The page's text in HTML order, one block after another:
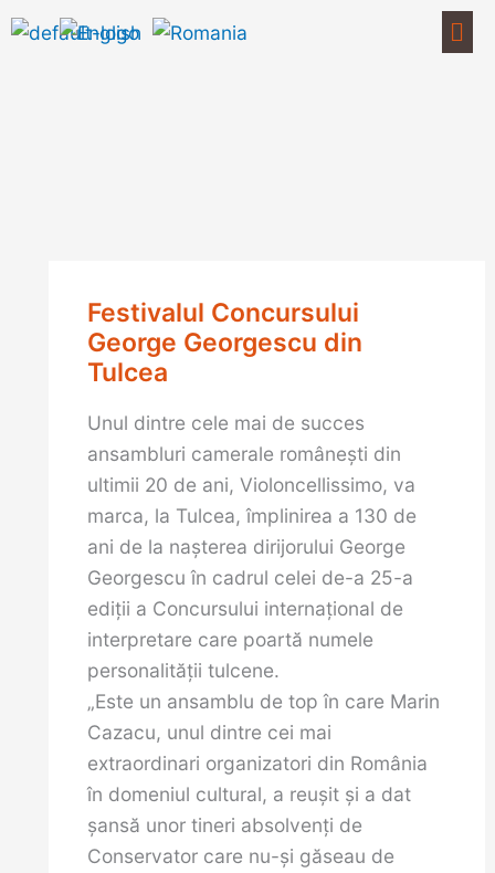
Skip
Festivalul Concursului
George Georgescu din
Tulcea
Unul dintre cele mai de succes
ansambluri camerale româneşti din
ultimii 20 de ani, Violoncellissimo, va
marca, la Tulcea, împlinirea a 130 de
ani de la naşterea dirijorului George
Georgescu în cadrul celei de-a 25-a
ediţii a Concursului internaţional de
interpretare care poartă numele
personalităţii tulcene.
„Este un ansamblu de top în care Marin
Cazacu, unul dintre cei mai
extraordinari organizatori din România
în domeniul cultural, a reuşit şi a dat
şansă unor tineri absolvenţi de
Conservator care nu-şi găseau de